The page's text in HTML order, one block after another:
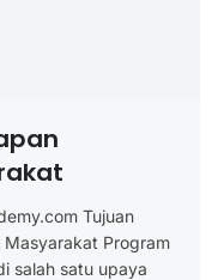
Tujuan
Masyarakat Program
salah satu upaya